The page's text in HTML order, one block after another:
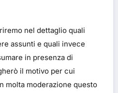
nel dettaglio quali
assunti e quali invece
in presenza di
il motivo per cui
molta moderazione questo